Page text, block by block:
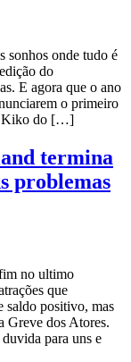
sonhos onde tudo é
do
E agora que o ano
o primeiro
Kiko do […]
termina
problemas
no ultimo
que
saldo positivo, mas
Greve dos Atores.
para uns e